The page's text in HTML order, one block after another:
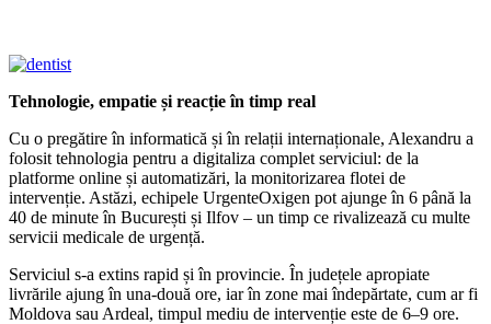
Tehnologie, empatie și reacție în timp real
Cu o pregătire în informatică și în relații internaționale, Alexandru a
folosit tehnologia pentru a digitaliza complet serviciul: de la
platforme online și automatizări, la monitorizarea flotei de
intervenție. Astăzi, echipele UrgenteOxigen pot ajunge în 6 până la
40 de minute în București și Ilfov – un timp ce rivalizează cu multe
servicii medicale de urgență.
Serviciul s-a extins rapid și în provincie. În județele apropiate
livrările ajung în una-două ore, iar în zone mai îndepărtate, cum ar fi
Moldova sau Ardeal, timpul mediu de intervenție este de 6–9 ore.